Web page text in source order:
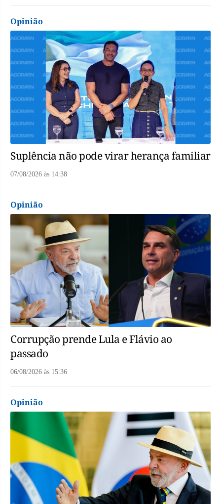
Opinião
Suplência não pode virar herança familiar
07/08/2026 às 14:38
Opinião
Corrupção prende Lula e Flávio ao
passado
06/08/2026 às 15:36
Opinião